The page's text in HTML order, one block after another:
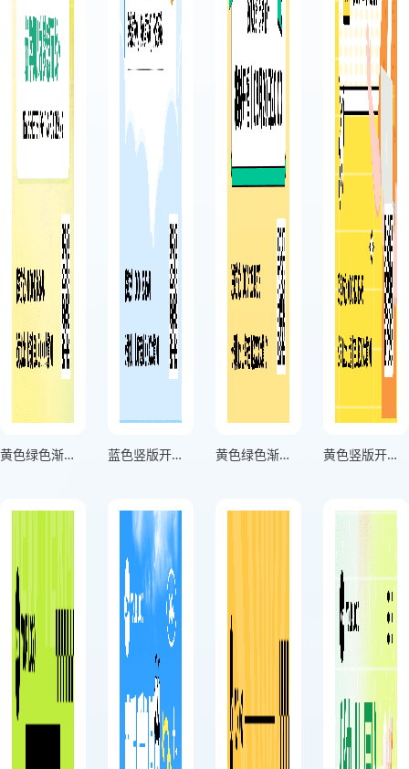
黄色绿色渐变竖版开学第一课海报 蓝色竖版开学第一课海报 黄色绿色渐变竖版开学第一课海报 黄色竖版开学第一课海报